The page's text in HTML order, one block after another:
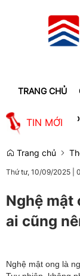
TRANG CHỦ
TIN MỚI
việc làm cho lao
Trang chủ
Thứ tư, 10/09/2025
Nghệ mật
ai cũng
Nghệ mật ong là